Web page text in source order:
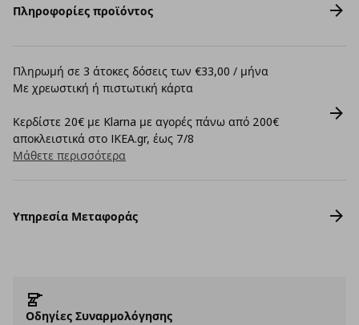
Πληροφορίες προϊόντος
Πληρωμή σε 3 άτοκες δόσεις των €33,00 / μήνα
Με χρεωστική ή πιστωτική κάρτα
Κερδίστε 20€ με Klarna με αγορές πάνω από 200€
αποκλειστικά στο IKEA.gr, έως 7/8
Μάθετε περισσότερα
Υπηρεσία Μεταφοράς
Οδηγίες Συναρμολόγησης